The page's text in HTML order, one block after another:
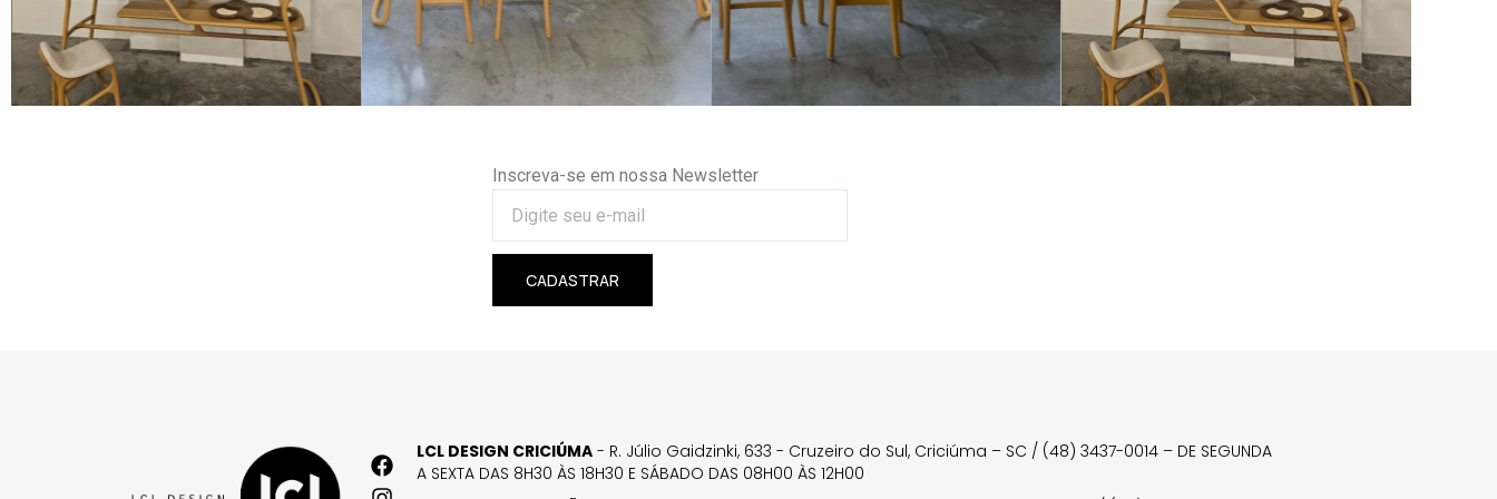
Inscreva-se em nossa Newsletter
CADASTRAR
LCL DESIGN CRICIÚMA - R. Júlio Gaidzinki, 633 - Cruzeiro do Sul, Criciúma – SC / (48) 3437-0014 – DE SEGUNDA
A SEXTA DAS 8H30 ÀS 18H30 E SÁBADO DAS 08H00 ÀS 12H00